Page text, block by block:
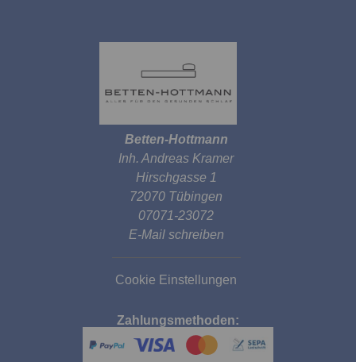
Betten-Hottmann
Inh. Andreas Kramer
Hirschgasse 1
72070 Tübingen
07071-23072
E-Mail schreiben
Cookie Einstellungen
Zahlungsmethoden: